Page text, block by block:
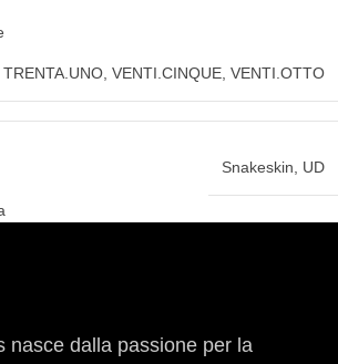
TRENTA.UNO VENTI.CINQUE VENTI.OTTO
Snakeskin UD
nasce dalla passione per la